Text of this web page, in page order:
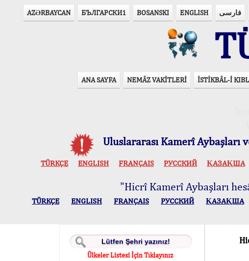
AZӘRBAYCAN БЪЛГАРСКИ1 BOSANSKI ENGLISH فارسی
ANA SAYFA NEMÂZ VAKİTLERİ İSTİKBÂL-İ
Uluslararası Kamerî Aybaşları
TÜRKÇE ENGLISH FRANÇAIS РУССКИЙ ҚАЗАҚША
"Hicrî Kamerî Aybaşları
TÜRKÇE ENGLISH FRANÇAIS РУССКИЙ ҚАЗАҚША
Ülkeler Listesi İçin Tıklayınız